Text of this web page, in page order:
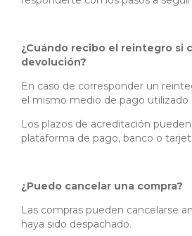
¿Cuándo recibo el reintegro si
devolución?
En caso de corresponder un
el mismo medio de pago utilizado
Los plazos de acreditación
plataforma de pago, banco o
¿Puedo cancelar una compra?
Las compras pueden cancelarse
haya sido despachado.